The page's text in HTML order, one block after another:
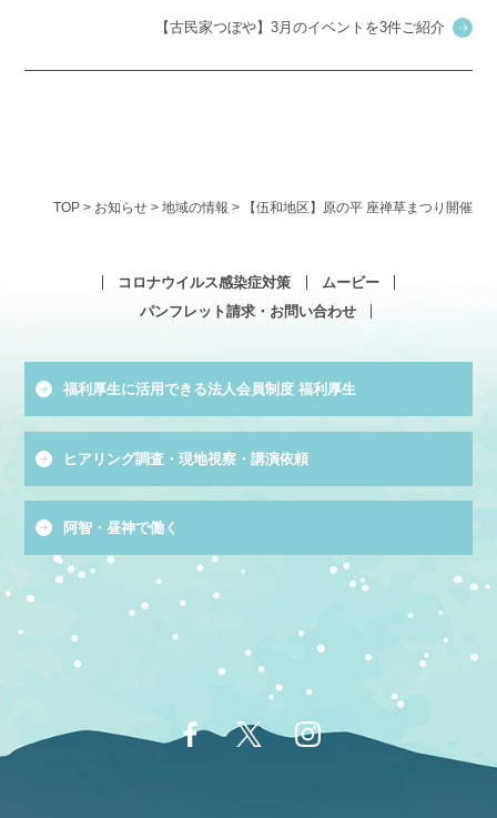
【古民家つぼや】3月のイベントを3件ご紹介
TOP> お知らせ> 地域の情報 > 【伍和地区】原の平 座禅草まつり開催
コロナウイルス感染症対策
ムービー
パンフレット請求・お問い合わせ
福利厚生に活用できる法人会員制度 福利厚生
ヒアリング調査・現地視察・講演依頼
阿智・昼神で働く